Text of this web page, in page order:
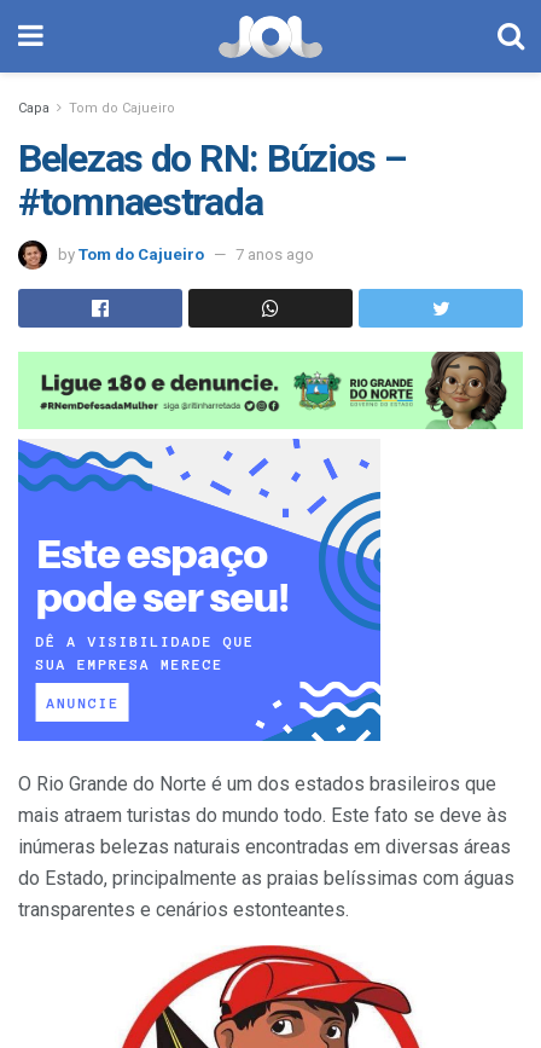
Capa Tom do Cajueiro
Belezas do RN: Búzios –
#tomnaestrada
by Tom do Cajueiro 7 anos ago
O Rio Grande do Norte é um dos estados brasileiros que
mais atraem turistas do mundo todo. Este fato se deve às
inúmeras belezas naturais encontradas em diversas áreas
do Estado, principalmente as praias belíssimas com águas
transparentes e cenários estonteantes.